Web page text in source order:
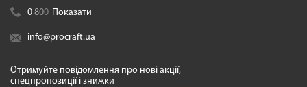
0 800 Показати
info@procraft.ua
Отримуйте повідомлення про нові акції,
спецпропозиції і знижки